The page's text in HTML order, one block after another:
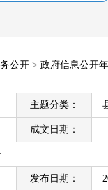
公开 > 政府信息公开
主题分类：
成文日期：
发布日期：